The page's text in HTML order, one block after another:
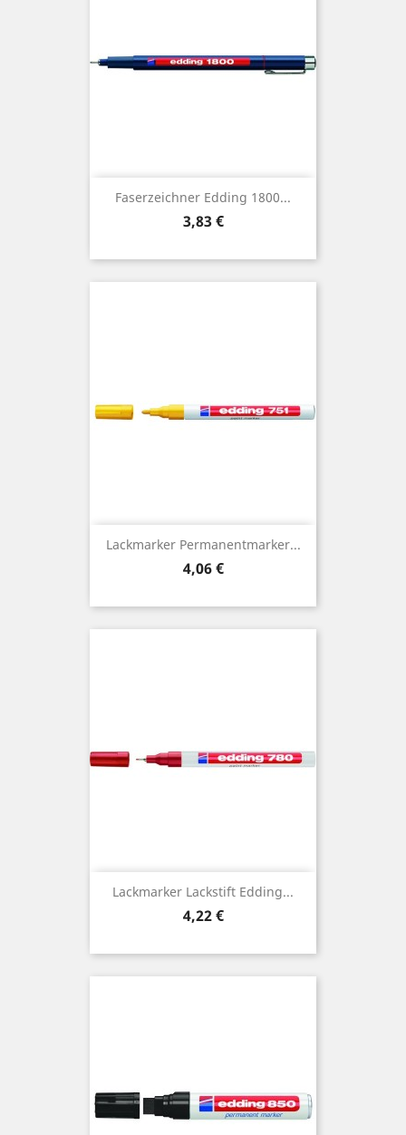
Faserzeichner Edding 1800...
Preis
3,83 €
Lackmarker Permanentmarker...
Preis
4,06 €
Lackmarker Lackstift Edding...
Preis
4,22 €